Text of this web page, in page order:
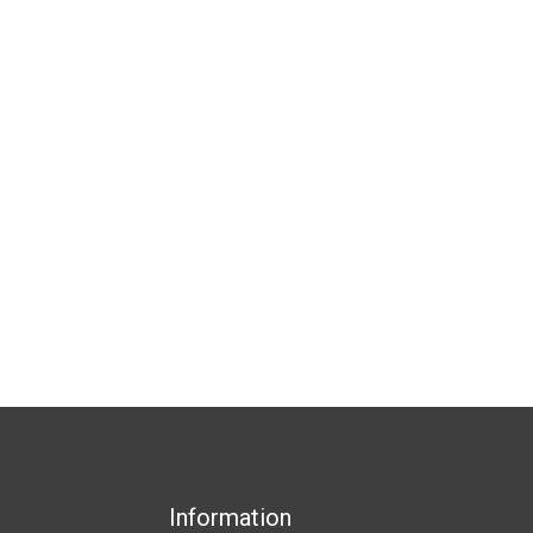
Information